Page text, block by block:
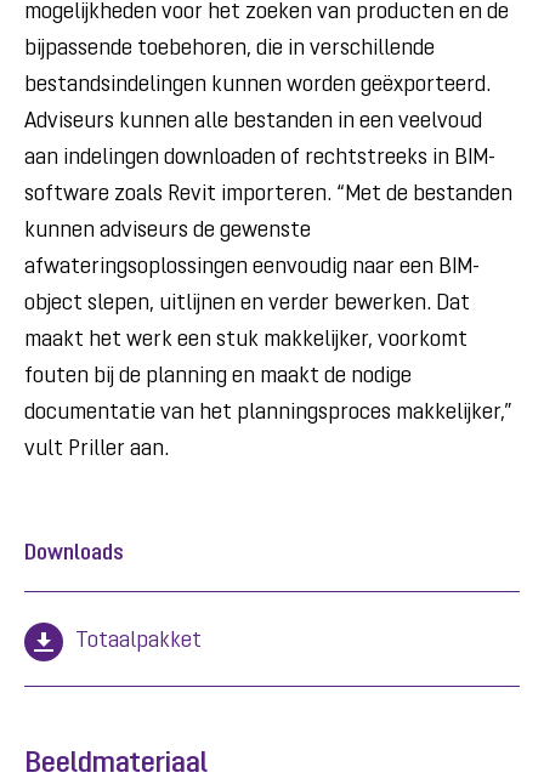
mogelijkheden voor het zoeken van producten en de
bijpassende toebehoren, die in verschillende
bestandsindelingen kunnen worden geëxporteerd.
Adviseurs kunnen alle bestanden in een veelvoud
aan indelingen downloaden of rechtstreeks in BIM-
software zoals Revit importeren. “Met de bestanden
kunnen adviseurs de gewenste
afwateringsoplossingen eenvoudig naar een BIM-
object slepen, uitlijnen en verder bewerken. Dat
maakt het werk een stuk makkelijker, voorkomt
fouten bij de planning en maakt de nodige
documentatie van het planningsproces makkelijker,”
vult Priller aan.
Downloads
Totaalpakket
Beeldmateriaal